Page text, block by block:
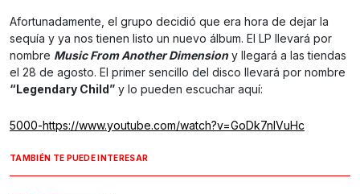
Afortunadamente, el grupo decidió que era hora de dejar la
sequía y ya nos tienen listo un nuevo álbum. El LP llevará por
nombre Music From Another Dimensiony llegará a las tiendas
el 28 de agosto. El primer sencillo del disco llevará por nombre
“Legendary Child” y lo pueden escuchar aquí:
5000-https://www.youtube.com/watch?v=GoDk7nIVuHc
TAMBIÉN TE PUEDE INTERESAR